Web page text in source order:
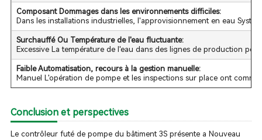
Composant Dommages dans les environnements difficiles:
Dans les installations industrielles, l'approvisionnement en eau
Surchauffé Ou Température de l'eau fluctuante:
Excessive La température de l'eau dans des lignes de production
Faible Automatisation, recours à la gestion manuelle:
Manuel L'opération de pompe et les inspections sur place ont
Conclusion et perspectives
Le contrôleur futé de pompe du bâtiment 3S présente a Nouveau